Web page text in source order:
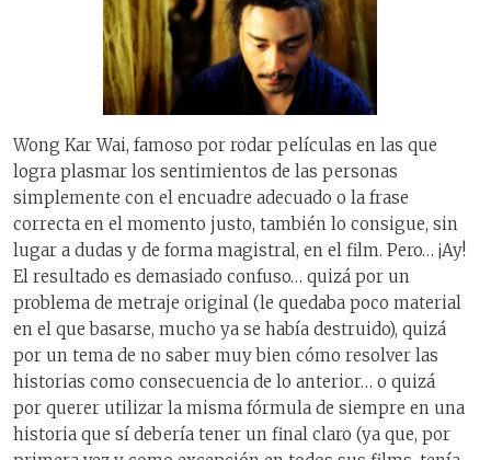
Wong Kar Wai, famoso por rodar películas en las que
logra plasmar los sentimientos de las personas
simplemente con el encuadre adecuado o la frase
correcta en el momento justo, también lo consigue, sin
lugar a dudas y de forma magistral, en el film. Pero… ¡Ay!
El resultado es demasiado confuso… quizá por un
problema de metraje original (le quedaba poco material
en el que basarse, mucho ya se había destruido), quizá
por un tema de no saber muy bien cómo resolver las
historias como consecuencia de lo anterior… o quizá
por querer utilizar la misma fórmula de siempre en una
historia que sí debería tener un final claro (ya que, por